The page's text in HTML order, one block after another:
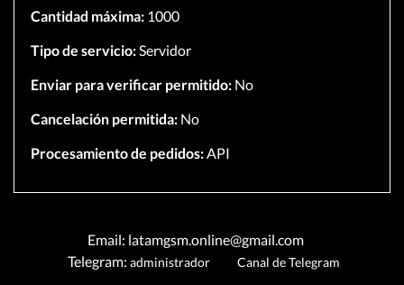
Cantidad máxima:1000
Tipo de servicio:Servidor
Enviar para verificar permitido:No
Cancelación permitida:No
Procesamiento de pedidos:API
Email: latamgsm.online@gmail.com
Telegram: administrador Canal de Telegram